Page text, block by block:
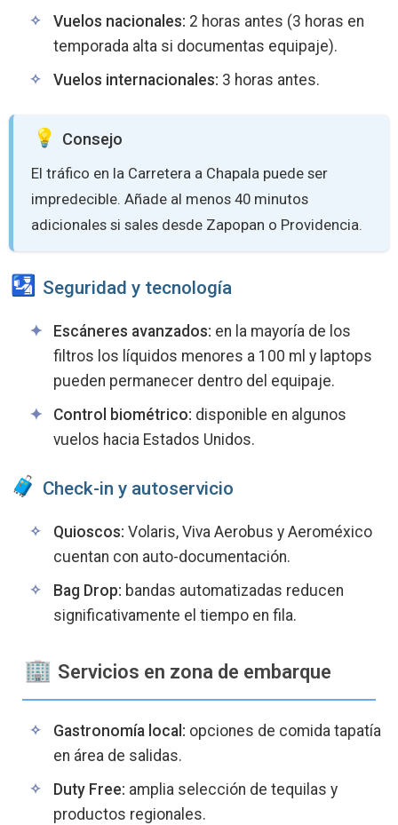
Vuelos nacionales: 2 horas antes (3 horas en
temporada alta si documentas equipaje).
Vuelos internacionales: 3 horas antes.
Consejo
El tráfico en la Carretera a Chapala puede ser
impredecible. Añade al menos 40 minutos
adicionales si sales desde Zapopan o Providencia.
Seguridad y tecnología
Escáneres avanzados: en la mayoría de los
filtros los líquidos menores a 100 ml y laptops
pueden permanecer dentro del equipaje.
Control biométrico: disponible en algunos
vuelos hacia Estados Unidos.
Check-in y autoservicio
Quioscos: Volaris, Viva Aerobus y Aeroméxico
cuentan con auto-documentación.
Bag Drop: bandas automatizadas reducen
significativamente el tiempo en fila.
Servicios en zona de embarque
Gastronomía local: opciones de comida tapatía
en área de salidas.
Duty Free: amplia selección de tequilas y
productos regionales.